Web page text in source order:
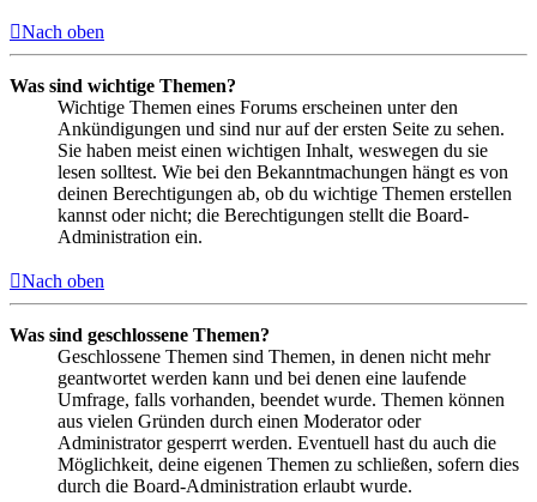
Nach oben
Was sind wichtige Themen?
Wichtige Themen eines Forums erscheinen unter den
Ankündigungen und sind nur auf der ersten Seite zu sehen.
Sie haben meist einen wichtigen Inhalt, weswegen du sie
lesen solltest. Wie bei den Bekanntmachungen hängt es von
deinen Berechtigungen ab, ob du wichtige Themen erstellen
kannst oder nicht; die Berechtigungen stellt die Board-
Administration ein.
Nach oben
Was sind geschlossene Themen?
Geschlossene Themen sind Themen, in denen nicht mehr
geantwortet werden kann und bei denen eine laufende
Umfrage, falls vorhanden, beendet wurde. Themen können
aus vielen Gründen durch einen Moderator oder
Administrator gesperrt werden. Eventuell hast du auch die
Möglichkeit, deine eigenen Themen zu schließen, sofern dies
durch die Board-Administration erlaubt wurde.